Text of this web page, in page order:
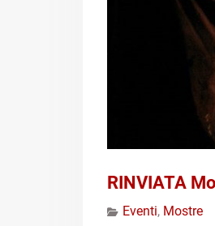
RINVIATA
Eventi, Mostre